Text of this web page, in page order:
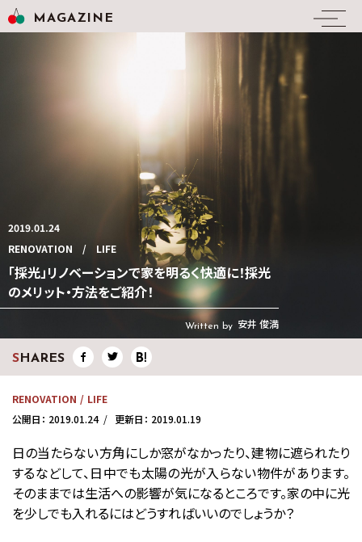
MAGAZINE
2019.01.24
RENOVATION
LIFE
「採光」リノベーションで家を明るく快適に！採光
のメリット・方法をご紹介！
Written by 安井 俊満
RENOVATION
LIFE
公開日： 2019.01.24 更新日： 2019.01.19
日の当たらない方角にしか窓がなかったり、建物に遮られたり
するなどして、日中でも太陽の光が入らない物件があります。
そのままでは生活への影響が気になるところです。家の中に光
を少しでも入れるにはどうすればいいのでしょうか？
S HARES